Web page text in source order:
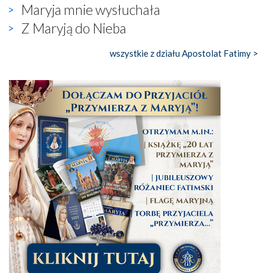
Maryja mnie wysłuchała
Z Maryją do Nieba
wszystkie z działu Apostolat Fatimy >